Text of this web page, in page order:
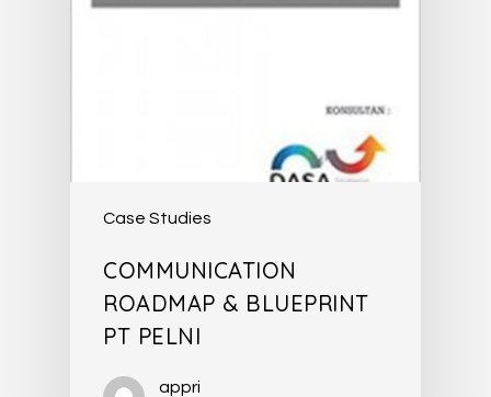
Case Studies
COMMUNICATION
ROADMAP & BLUEPRINT
PT PELNI
appri